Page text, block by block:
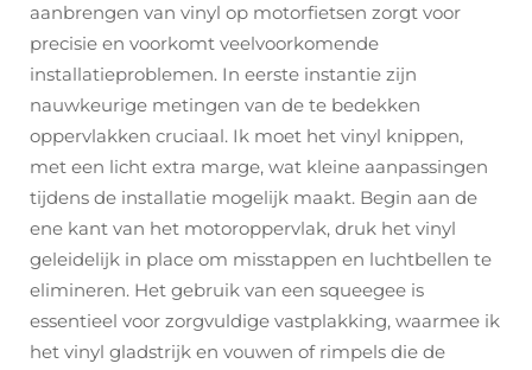
aanbrengen van vinyl op motorfietsen zorgt voor
precisie en voorkomt veelvoorkomende
installatieproblemen. In eerste instantie zijn
nauwkeurige metingen van de te bedekken
oppervlakken cruciaal. Ik moet het vinyl knippen,
met een licht extra marge, wat kleine aanpassingen
tijdens de installatie mogelijk maakt. Begin aan de
ene kant van het motoroppervlak, druk het vinyl
geleidelijk in place om misstappen en luchtbellen te
elimineren. Het gebruik van een squeegee is
essentieel voor zorgvuldige vastplakking, waarmee ik
het vinyl gladstrijk en vouwen of rimpels die de